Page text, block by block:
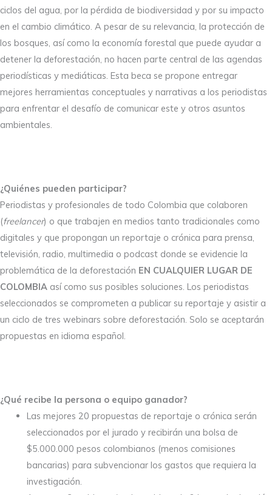
ciclos del agua, por la pérdida de biodiversidad y por su impacto
en el cambio climático. A pesar de su relevancia, la protección de
los bosques, así como la economía forestal que puede ayudar a
detener la deforestación, no hacen parte central de las agendas
periodísticas y mediáticas. Esta beca se propone entregar
mejores herramientas conceptuales y narrativas a los periodistas
para enfrentar el desafío de comunicar este y otros asuntos
ambientales.
¿Quiénes pueden participar?
Periodistas y profesionales de todo Colombia que colaboren
(freelancer) o que trabajen en medios tanto tradicionales como
digitales y que propongan un reportaje o crónica para prensa,
televisión, radio, multimedia o podcast donde se evidencie la
problemática de la deforestación EN CUALQUIER LUGAR DE
COLOMBIA así como sus posibles soluciones. Los periodistas
seleccionados se comprometen a publicar su reportaje y asistir a
un ciclo de tres webinars sobre deforestación. Solo se aceptarán
propuestas en idioma español.
¿Qué recibe la persona o equipo ganador?
Las mejores 20 propuestas de reportaje o crónica serán
seleccionados por el jurado y recibirán una bolsa de
$5.000.000 pesos colombianos (menos comisiones
bancarias) para subvencionar los gastos que requiera la
investigación.